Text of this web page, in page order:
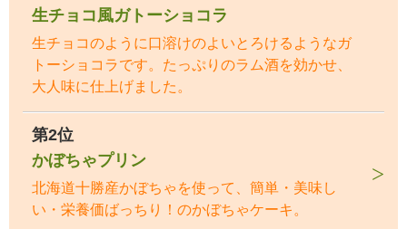
生チョコ風ガトーショコラ
生チョコのように口溶けのよいとろけるようなガ
トーショコラです。たっぷりのラム酒を効かせ、
大人味に仕上げました。
第2位
かぼちゃプリン
北海道十勝産かぼちゃを使って、簡単・美味し
い・栄養価ばっちり！のかぼちゃケーキ。